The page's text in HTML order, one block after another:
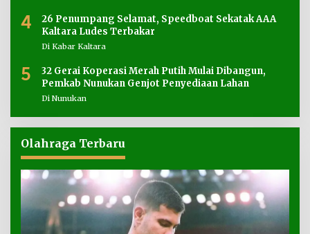
4
26 Penumpang Selamat, Speedboat Sekatak AAA
Kaltara Ludes Terbakar
Di Kabar Kaltara
5
32 Gerai Koperasi Merah Putih Mulai Dibangun,
Pemkab Nunukan Genjot Penyediaan Lahan
Di Nunukan
Olahraga Terbaru